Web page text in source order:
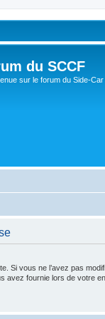
du SCCF
sur le forum du Side-
Si vous ne l’avez pas
avez fournie lors de votre